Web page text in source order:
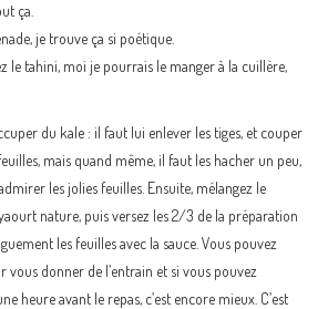
ça.
je trouve ça si poétique.
le tahini, moi je pourrais le manger à la cuillère,
du kale : il faut lui enlever les tiges, et couper
mais quand même, il faut les hacher un peu,
les jolies feuilles. Ensuite, mélangez le
nature, puis versez les 2/3 de la préparation
les feuilles avec la sauce. Vous pouvez
vous donner de l’entrain et si vous pouvez
heure avant le repas, c’est encore mieux. C’est